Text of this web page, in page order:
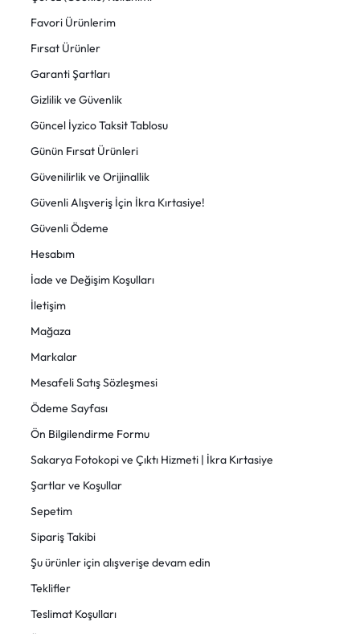
Favori Ürünlerim
Fırsat Ürünler
Garanti Şartları
Gizlilik ve Güvenlik
Güncel İyzico Taksit Tablosu
Günün Fırsat Ürünleri
Güvenilirlik ve Orijinallik
Güvenli Alışveriş İçin İkra Kırtasiye!
Güvenli Ödeme
Hesabım
İade ve Değişim Koşulları
İletişim
Mağaza
Markalar
Mesafeli Satış Sözleşmesi
Ödeme Sayfası
Ön Bilgilendirme Formu
Sakarya Fotokopi ve Çıktı Hizmeti | İkra Kırtasiye
Şartlar ve Koşullar
Sepetim
Sipariş Takibi
Şu ürünler için alışverişe devam edin
Teklifler
Teslimat Koşulları